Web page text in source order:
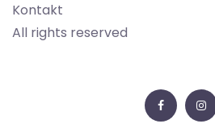
Kontakt
All rights reserved